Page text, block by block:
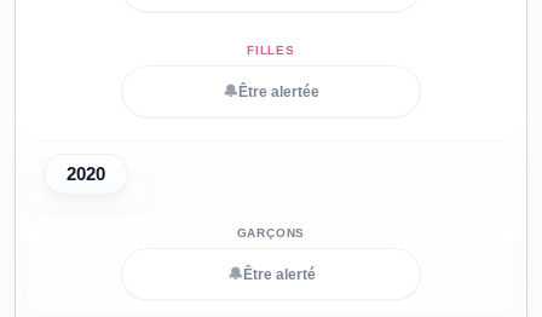
🔔 Être alertée
2020
🔔 Être alerté